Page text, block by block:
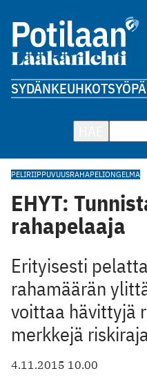
SYDÄNKEUHKOTSYÖPÄ
PELIRIIPPUVUUSRAHAPELIONGELMA
EHYT:
rahapelaaja
Erityisesti
rahamäärän
voittaa hävittyjä
merkkejä
4.11.2015 10.00